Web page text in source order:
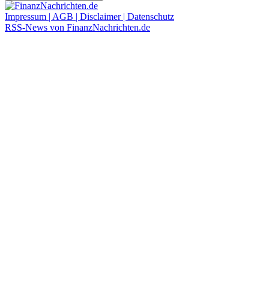
Impressum | AGB | Disclaimer | Datenschutz
RSS-News von FinanzNachrichten.de